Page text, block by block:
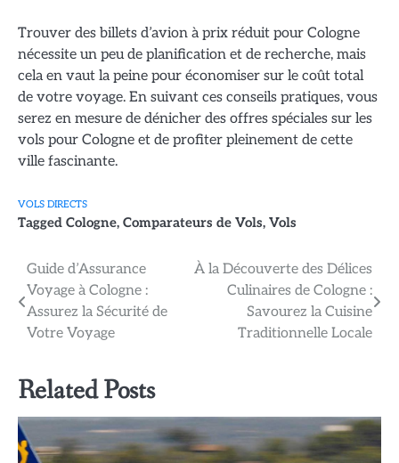
Trouver des billets d’avion à prix réduit pour Cologne
nécessite un peu de planification et de recherche, mais
cela en vaut la peine pour économiser sur le coût total
de votre voyage. En suivant ces conseils pratiques, vous
serez en mesure de dénicher des offres spéciales sur les
vols pour Cologne et de profiter pleinement de cette
ville fascinante.
VOLS DIRECTS
Tagged Cologne, Comparateurs de Vols, Vols
Navigation
de
l’article
Guide d’Assurance
Voyage à Cologne :
Assurez la Sécurité de
Votre Voyage
À la Découverte des Délices
Culinaires de Cologne :
Savourez la Cuisine
Traditionnelle Locale
Related Posts